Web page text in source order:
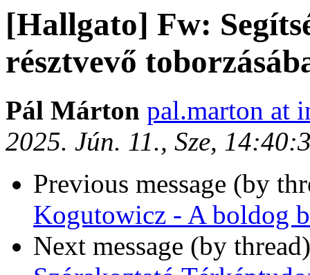
[Hallgato] Fw:
résztvevő
Pál Márton pal.marton at
2025. Jún. 11., Sze,
Previous message (by
Kogutowicz - A boldog
Next message (by